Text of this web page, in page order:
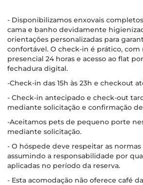
- Disponibilizamos enxovais
cama e banho devidamente
orientações personalizadas para
confortável. O check-in é prático, com
presencial 24 horas e acesso ao flat
fechadura digital.
-Check-in das 15h às 23h e checkout
- Check-in antecipado e check-out
mediante solicitação e confirmação
-Aceitamos pets de pequeno porte
mediante solicitação.
- O hóspede deve respeitar as
assumindo a responsabilidade por
aplicadas no período da reserva.
- Esta acomodação não oferece café